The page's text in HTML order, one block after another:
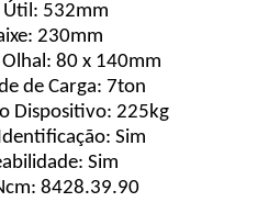
Útil: 532mm
230mm
80 x 140mm
de Carga: 7ton
Dispositivo: 225kg
Sim
Sim
8428.39.90